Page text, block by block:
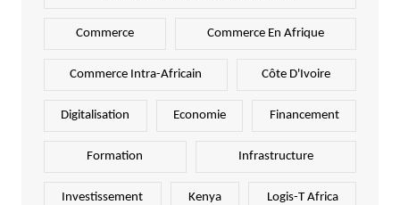
Commerce Commerce En Afrique
Commerce Intra-Africain Côte D'Ivoire
Digitalisation Economie Financement
Formation Infrastructure
Investissement Kenya Logis-T Africa